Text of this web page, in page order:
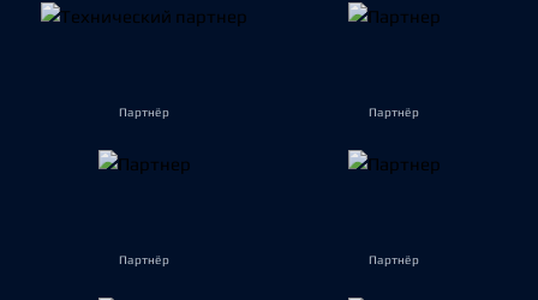
Партнёр Партнёр
Партнёр Партнёр